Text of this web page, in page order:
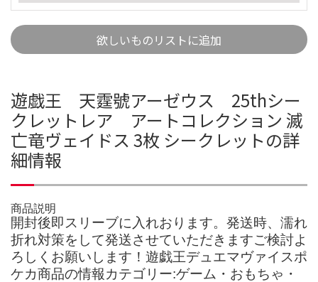
欲しいものリストに追加
遊戯王 天霆號アーゼウス 25thシー
クレットレア アートコレクション 滅
亡竜ヴェイドス 3枚 シークレットの詳
細情報
商品説明
開封後即スリーブに入れおります。発送時、濡れ
折れ対策をして発送させていただきますご検討よ
ろしくお願いします！遊戯王デュエマヴァイスポ
ケカ商品の情報カテゴリー:ゲーム・おもちゃ・